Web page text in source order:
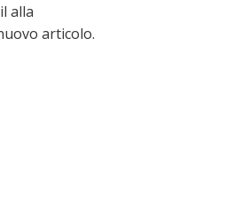
alla
articolo.